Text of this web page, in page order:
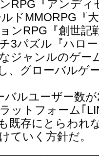
RPG『アンディ
ドMMORPG『
ンRPG『創世記
3パズル『ハロ
ジャンルのゲー
、グローバルゲ
バルユーザー数
ットフォーム｢
既存にとらわれ
ていく方針だ。